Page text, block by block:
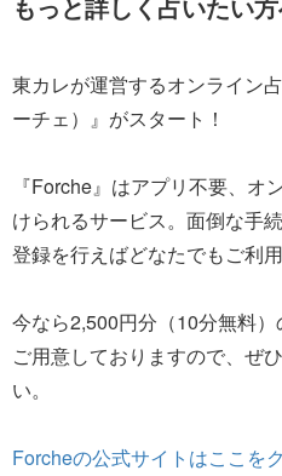
もっと詳しく占いたい方
東カレが運営するオンライン
ーチェ）』がスタート！
『Forche』はアプリ不要、オ
けられるサービス。面倒な手
登録を行えばどなたでもご利用
今なら2,500円分（10分無料
ご用意しておりますので、ぜ
い。
Forcheの公式サイトはここを